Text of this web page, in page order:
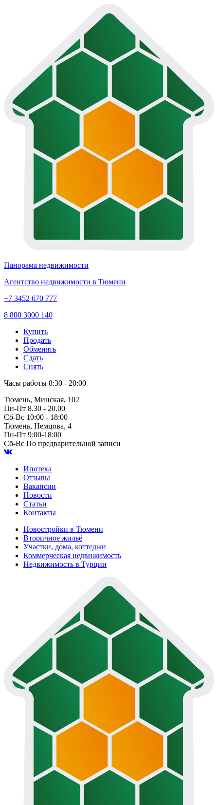
Панорама недвижимости
Агентство недвижимости в Тюмени
+7 3452 670 777
8 800 3000 140
Купить
Продать
Обменять
Сдать
Снять
Часы работы 8:30 - 20:00
Тюмень, Минская, 102
Пн-Пт 8.30 - 20.00
Сб-Вс 10:00 - 18:00
Тюмень, Немцова, 4
Пн-Пт 9:00-18:00
Сб-Вс По предварительной записи
Ипотека
Отзывы
Вакансии
Новости
Статьи
Контакты
Новостройки в Тюмени
Вторичное жильё
Участки, дома, коттеджи
Коммерческая недвижимость
Недвижимость в Турции